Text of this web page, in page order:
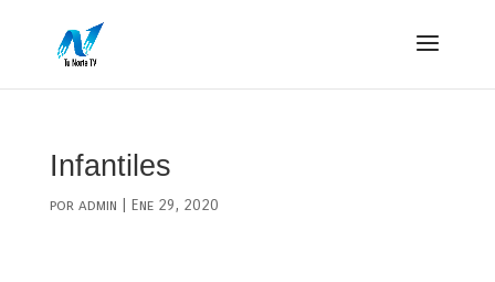
Infantiles
por admin Ene 29, 2020